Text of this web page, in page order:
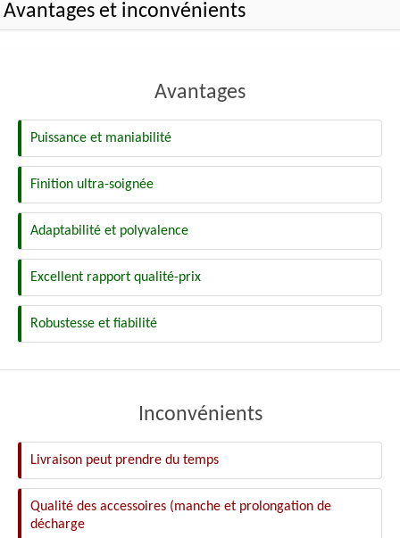
Avantages et inconvénients
Avantages
Puissance et maniabilité
Finition ultra-soignée
Adaptabilité et polyvalence
Excellent rapport qualité-prix
Robustesse et fiabilité
Inconvénients
Livraison peut prendre du temps
Qualité des accessoires (manche et prolongation de
décharge